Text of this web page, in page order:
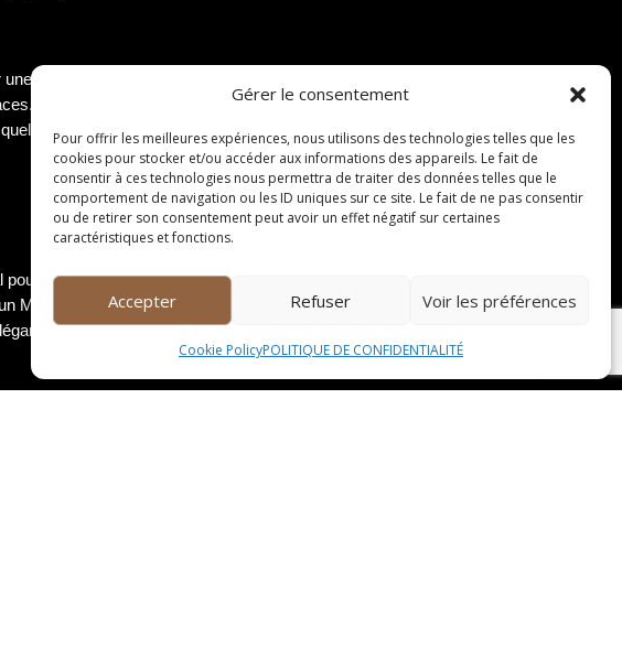
Gérer le consentement
Pour offrir les meilleures expériences, nous utilisons des technologies telles que les
cookies pour stocker et/ou accéder aux informations des appareils. Le fait de
consentir à ces technologies nous permettra de traiter des données telles que le
comportement de navigation ou les ID uniques sur ce site. Le fait de ne pas consentir
ou de retirer son consentement peut avoir un effet négatif sur certaines
caractéristiques et fonctions.
Accepter Refuser Voir les préférences
Cookie PolicyPOLITIQUE DE CONFIDENTIALITÉ
viande parfaitement saisie à l’extérieur et crue à l’intérieur.
Il est important de ne pas laisser cuire la viande trop
minutes avant de la trancher finement.
sublimer les saveurs de ce plat raffiné. Pour accompagner
Merlot se marieront parfaitement avec la tendreté de la viande
à chaque bouchée de tataki de bœuf.